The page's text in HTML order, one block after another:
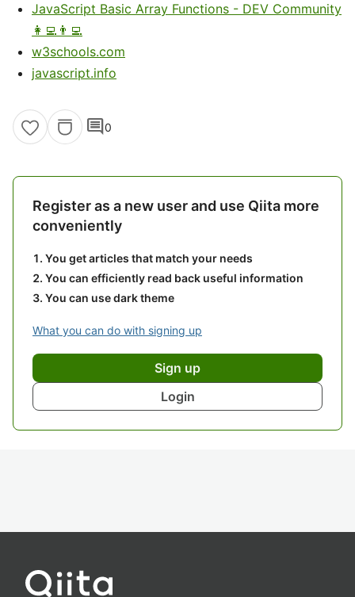
JavaScript Basic Array Functions - DEV Community
👩‍💻👨‍💻
w3schools.com
javascript.info
comment0
Register as a new user and use Qiita more
conveniently
You get articles that match your needs
You can efficiently read back useful information
You can use dark theme
What you can do with signing up
Sign up
Login